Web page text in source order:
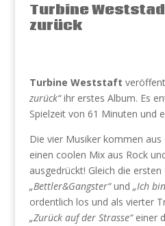
Turbine
zurück
Turbine Weststaft
zurück“ihr erstes Album. Es
Spielzeit von 61 Minuten und
Die vier Musiker kommen aus
einen coolen Mix aus Rock
ausgedrückt! Gleich die ersten
„Bettler&Gangster“und „Ich
ordentlich los und als vierter
„Zurück auf der Strasse“einer